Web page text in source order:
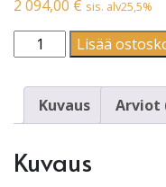
2 094,00 € sis. alv25,5%
Suorakulmio |
Lisää
Kuvaus Arviot
Kuvaus